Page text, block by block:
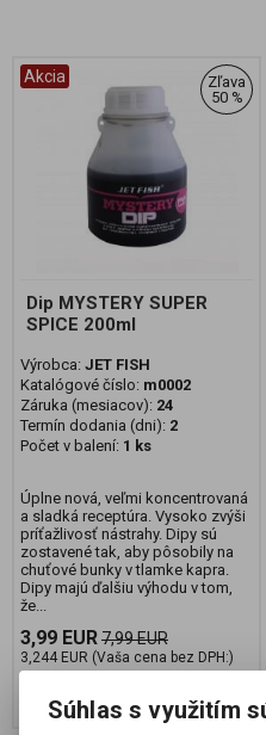
Akcia
Zľava
50 %
Dip MYSTERY SUPER
SPICE 200ml
Výrobca: JET FISH
Katalógové číslo: m0002
Záruka (mesiacov): 24
Termín dodania (dni): 2
Počet v balení: 1 ks
Úplne nová, veľmi koncentrovaná
a sladká receptúra. Vysoko zvýši
príťažlivosť nástrahy. Dipy sú
zostavené tak, aby pôsobily na
chuťové bunky v tlamke kapra.
Dipy majú ďalšiu výhodu v tom,
že...
3,99 EUR7,99 EUR
3,244 EUR (Vaša cena bez DPH:)
Súhlas s využitím